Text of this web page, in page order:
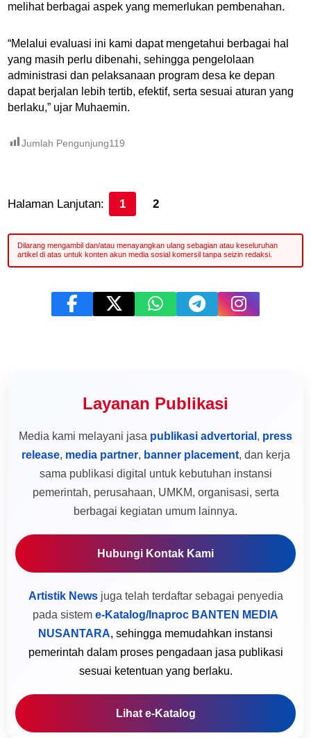
melihat berbagai aspek yang memerlukan pembenahan.
“Melalui evaluasi ini kami dapat mengetahui berbagai hal
yang masih perlu dibenahi, sehingga pengelolaan
administrasi dan pelaksanaan program desa ke depan
dapat berjalan lebih tertib, efektif, serta sesuai aturan yang
berlaku,” ujar Muhaemin.
Jumlah Pengunjung119
Halaman Lanjutan: 1 2
Layanan Publikasi
Media kami melayani jasa publikasi advertorial , press
release, media partner, banner placement, dan kerja
sama publikasi digital untuk kebutuhan instansi
pemerintah, perusahaan, UMKM, organisasi, serta
berbagai kegiatan umum lainnya.
Hubungi Kontak Kami
Artistik Newsjuga telah terdaftar sebagai penyedia
pada sistem e-Katalog/Inaproc BANTEN MEDIA
NUSANTARA, sehingga memudahkan instansi
pemerintah dalam proses pengadaan jasa publikasi
sesuai ketentuan yang berlaku.
Lihat e-Katalog